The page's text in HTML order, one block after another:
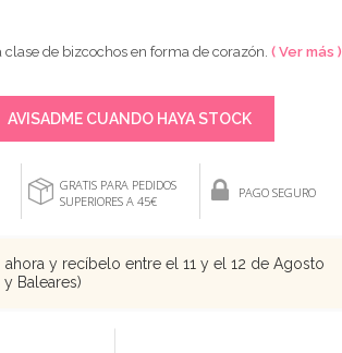
de bizcochos en forma de corazón. ( Ver más )
AVISADME CUANDO HAYA STOCK
GRATIS PARA PEDIDOS
SUPERIORES A 45€
PAGO SEGURO
y recíbelo entre el 11 y el 12 de Agosto
Baleares)